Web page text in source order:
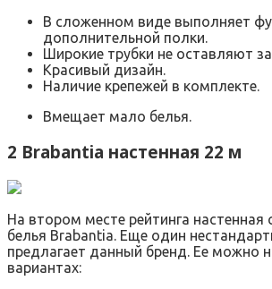
В сложенном виде выполняет
дополнительной полки.
Широкие трубки не оставляют
Красивый дизайн.
Наличие крепежей в комплекте.
Вмещает мало белья.
2 Brabantia настенная 22 м
На втором месте рейтинга настенная
белья Brabantia. Еще один
предлагает данный бренд. Ее можно
вариантах: